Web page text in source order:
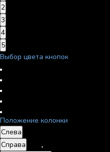
2
3
4
5
Выбор цвета кнопок
Положение колонки
Слева
Справа